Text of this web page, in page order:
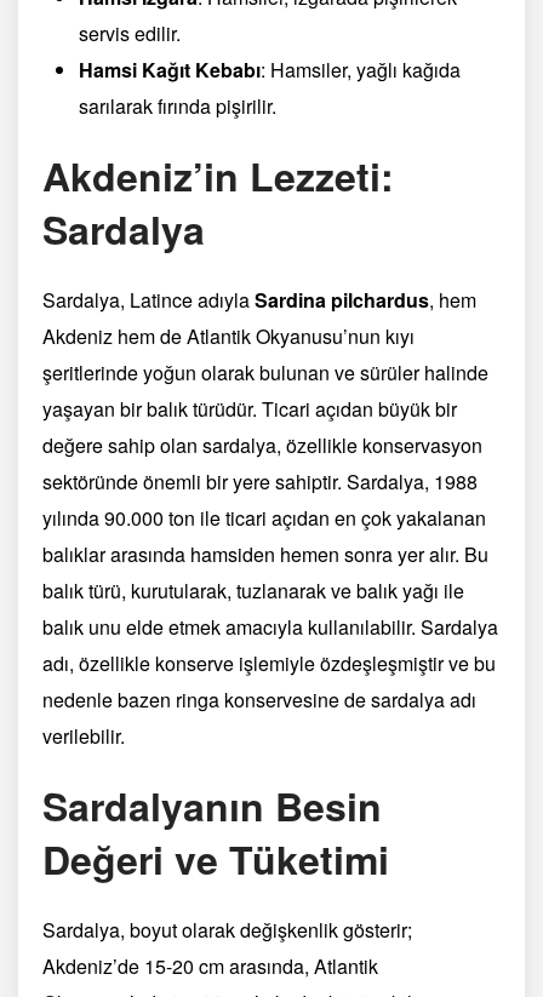
servis edilir.
Hamsi Kağıt Kebabı: Hamsiler, yağlı kağıda
sarılarak fırında pişirilir.
Akdeniz’in Lezzeti:
Sardalya
Sardalya, Latince adıylaSardina pilchardus, hem
Akdeniz hem de Atlantik Okyanusu’nun kıyı
şeritlerinde yoğun olarak bulunan ve sürüler halinde
yaşayan bir balık türüdür. Ticari açıdan büyük bir
değere sahip olan sardalya, özellikle konservasyon
sektöründe önemli bir yere sahiptir. Sardalya, 1988
yılında 90.000 ton ile ticari açıdan en çok yakalanan
balıklar arasında hamsiden hemen sonra yer alır. Bu
balık türü, kurutularak, tuzlanarak ve balık yağı ile
balık unu elde etmek amacıyla kullanılabilir. Sardalya
adı, özellikle konserve işlemiyle özdeşleşmiştir ve bu
nedenle bazen ringa konservesine de sardalya adı
verilebilir.
Sardalyanın Besin
Değeri ve Tüketimi
Sardalya, boyut olarak değişkenlik gösterir;
Akdeniz’de 15-20 cm arasında, Atlantik